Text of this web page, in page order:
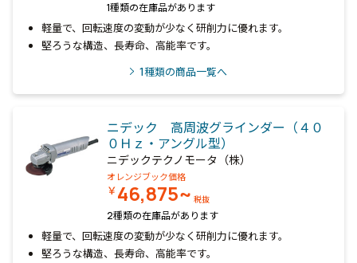
1種類の在庫品があります
軽量で、回転速度の変動が少なく研削力に優れます。
堅ろうな構造、長寿命、高能率です。
1種類の商品一覧へ
ニデック 高周波グラインダー（４０
０Ｈｚ・アングル型）
ニデックテクノモータ（株）
オレンジブック価格
￥46,875~ 税抜
2種類の在庫品があります
軽量で、回転速度の変動が少なく研削力に優れます。
堅ろうな構造、長寿命、高能率です。